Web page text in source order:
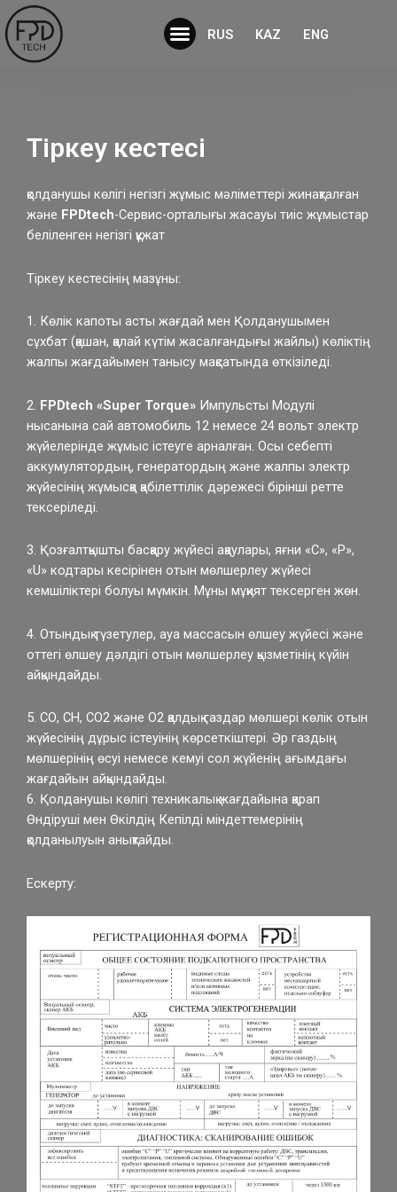
Skip
to
content
Menu
RUS KAZ ENG
Тіркеу кестесі
қолданушы көлігі негізгі жұмыс мәліметтері жинақталған
және FPDtech-Сервис-орталығы жасауы тиіс жұмыстар
беліленген негізгі құжат
Тіркеу кестесінің мазұны:
1. Көлік капоты асты жағдай мен Қолданушымен
сұхбат (қашан, қалай күтім жасалғандығы жайлы) көліктің
жалпы жағдайымен танысу мақсатында өткізіледі.
2. FPDtech «Super Torque» Импульсты Модулі
нысанына сай автомобиль 12 немесе 24 вольт электр
жүйелерінде жұмыс істеуге арналған. Осы себепті
аккумулятордың, генератордың және жалпы электр
жүйесінің жұмысқа қабілеттілік дәрежесі бірінші ретте
тексеріледі.
3. Қозғалтқышты басқару жүйесі ақаулары, яғни «C», «P»,
«U» кодтары кесірінен отын мөлшерлеу жүйесі
кемшіліктері болуы мүмкін. Мұны мұқият тексерген жөн.
4. Отындық түзетулер, ауа массасын өлшеу жүйесі және
оттегі өлшеу дәлдігі отын мөлшерлеу қызметінің күйін
айқындайды.
5. СО, СН, СО2 және О2 қалдық газдар мөлшері көлік отын
жүйесінің дұрыс істеуінің көрсеткіштері. Әр газдың
мөлшерінің өсуі немесе кемуі сол жүйенің ағымдағы
жағдайын айқындайды.
6. Қолданушы көлігі техникалық жағдайына қарап
Өндіруші мен Өкілдің Кепілді міндеттемерінің
қолданылуын анықтайды.
Ескерту: